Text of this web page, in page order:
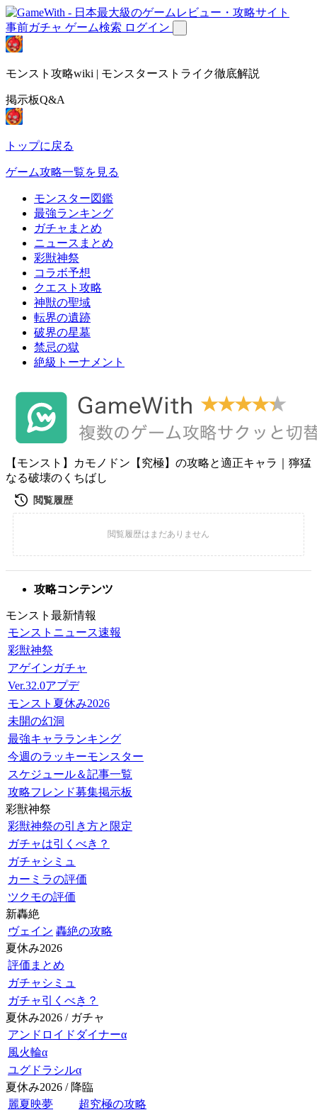
事前ガチャ ゲーム検索 ログイン
モンスト攻略wiki | モンスターストライク徹底解説
掲示板Q&A
トップに戻る
ゲーム攻略一覧を見る
モンスター図鑑
最強ランキング
ガチャまとめ
ニュースまとめ
彩獣神祭
コラボ予想
クエスト攻略
神獣の聖域
転界の遺跡
破界の星墓
禁忌の獄
絶級トーナメント
【モンスト】カモノドン【究極】の攻略と適正キャラ｜獰猛
なる破壊のくちばし
攻略コンテンツ
モンスト最新情報
モンストニュース速報
彩獣神祭
アゲインガチャ
Ver.32.0アプデ
モンスト夏休み2026
未開の幻洞
最強キャラランキング
今週のラッキーモンスター
スケジュール＆記事一覧
攻略フレンド募集掲示板
彩獣神祭
彩獣神祭の引き方と限定
ガチャは引くべき？
ガチャシミュ
カーミラの評価
ツクモの評価
新轟絶
ヴェイン 轟絶の攻略
夏休み2026
評価まとめ
ガチャシミュ
ガチャ引くべき？
夏休み2026 / ガチャ
アンドロイドダイナーα
風火輪α
ユグドラシルα
夏休み2026 / 降臨
麗夏映夢
超究極の攻略